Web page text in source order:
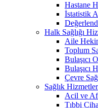
Hastane
İstatistik
Halk Sağlığı
Aile
Toplum
Bulaşıcı
Bulaşıcı
Çevre
Sağlık
Acil ve
Tıbbi